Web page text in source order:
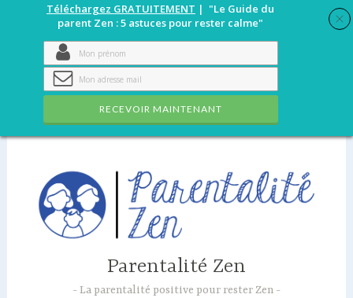
contenu
principal
Parentalité Zen
La parentalité positive pour rester Zen
Téléchargez GRATUITEMENT | "Le Guide du
parent Zen : 5 astuces pour rester calme"
RECEVOIR MAINTENANT